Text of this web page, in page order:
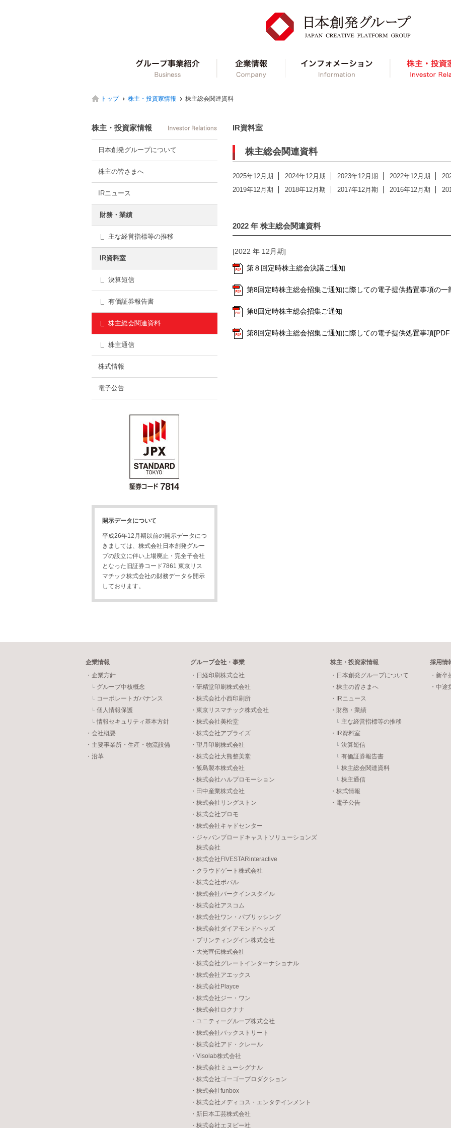
グループ事業紹介 企業情報 インフォメーショ
トップ 株主・投資家情報 株主総会関連資料
IR資料室
株主総会関連資料
2025年12月期 2024年12月期 2023年12月期 2022年12月期
2019年12月期
2018年12月期 2017年12月期 2016年12月期
2022 年 株主総会関連資料
[2022 年 12月期]
第８回定時株主総会決議ご通知
第8回定時株主総会招集ご通知に際しての電子提供措置事項の
第8回定時株主総会招集ご通知
第8回定時株主総会招集ご通知に際しての電子提供処置事項
株主・投資家情報
日本創発グループについて
株主の皆さまへ
IRニュース
財務・業績
主な経営指標等の推移
IR資料室
決算短信
有価証券報告書
株主総会関連資料
株主通信
株式情報
電子公告
開示データについて
平成26年12月期以前の開示データにつ
きましては、株式会社日本創発グルー
プの設立に伴い上場廃止・完全子会社
となった旧証券コード7861 東京リス
マチック株式会社の財務データを開示
しております。
企業情報
・企業方針
グループ中核概念
コーポレートガバナンス
個人情報保護
情報セキュリティ基本方針
・会社概要
・主要事業所・生産・物流設備
・沿革
グループ会社・事業
・日経印刷株式会社
・研精堂印刷株式会社
・株式会社小西印刷所
・東京リスマチック株式会社
・株式会社美松堂
・株式会社アプライズ
・望月印刷株式会社
・株式会社大熊整美堂
・飯島製本株式会社
・株式会社ハルプロモーション
・田中産業株式会社
・株式会社リングストン
・株式会社プロモ
・株式会社キャドセンター
・ジャパンブロードキャストソリューションズ
株式会社
・株式会社FIVESTARinteractive
・クラウドゲート株式会社
・株式会社ポパル
・株式会社バークインスタイル
・株式会社アスコム
・株式会社ワン・パブリッシング
・株式会社ダイアモンドヘッズ
・プリンティングイン株式会社
・大光宣伝株式会社
・株式会社グレートインターナショナル
・株式会社アエックス
・株式会社Playce
・株式会社ジー・ワン
・株式会社ロクナナ
・ユニティーグループ株式会社
・株式会社バックストリート
・株式会社アド・クレール
・Visolab株式会社
・株式会社ミューシグナル
・株式会社ゴーゴープロダクション
・株式会社funbox
・株式会社メディコス・エンタテインメント
・新日本工芸株式会社
・株式会社エヌビー社
株主・投資家情報
・日本創発グループについて
・株主の皆さまへ
・IRニュース
・財務・業績
主な経営指標等の推移
・IR資料室
決算短信
有価証券報告書
株主総会関連資料
株主通信
・株式情報
・電子公告
採用情
・新卒
・中途